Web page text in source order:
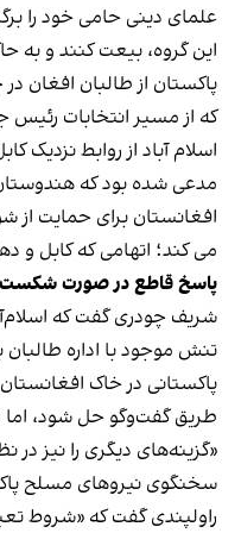
علمای دینی حامی خود را
این گروه، بیعت کنند و
پاکستان از طالبان افغان
که از مسیر انتخابات
اسلام آباد از روابط نزدیک
مدعی شده بود که
افغانستان برای حمایت
می کند؛ اتهامی که کابل و
پاسخ قاطع در صورت شکست
شریف چودری گفت که
تنش موجود با اداره
پاکستانی در خاک
طریق گفت‌وگو حل شود،
«گزینه‌های دیگری را نیز در
سخنگوی نیروهای مسلح
راولپندی گفت که «شروط